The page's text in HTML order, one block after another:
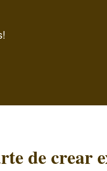
de crear